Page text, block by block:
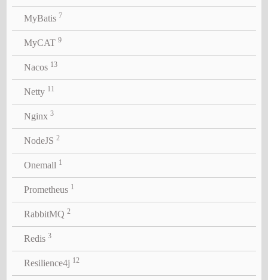
MyBatis 7
MyCAT 9
Nacos 13
Netty 11
Nginx 3
NodeJS 2
Onemall 1
Prometheus 1
RabbitMQ 2
Redis 3
Resilience4j 12